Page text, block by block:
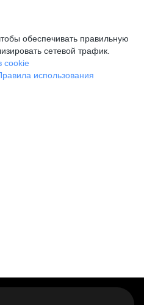
обеспечивать правильную
сетевой трафик.
cookie
использования